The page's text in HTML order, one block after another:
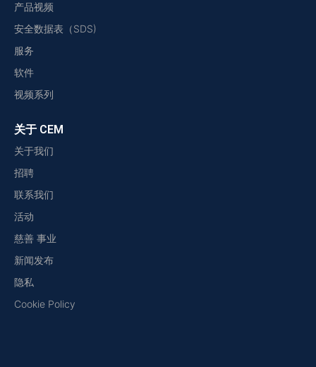
产品视频
安全数据表（SDS)
服务
软件
视频系列
关于 CEM
关于我们
招聘
联系我们
活动
慈善 事业
新闻发布
隐私
Cookie Policy